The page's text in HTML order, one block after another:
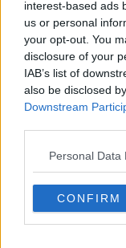
interest-based ads
us or personal
your opt-out. You
disclosure of your
IAB’s list of
also be disclosed
Downstream
Personal Data
CONFIRM